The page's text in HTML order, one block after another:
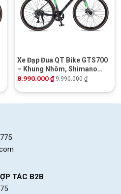
Xe Đạp Đua QT Bike GTS700
– Khung Nhôm, Shimano
Claris
8.990.000₫ 9.990.000₫
TÁC B2B